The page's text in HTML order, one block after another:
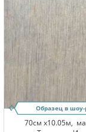
Образец в
70см x10.05м,